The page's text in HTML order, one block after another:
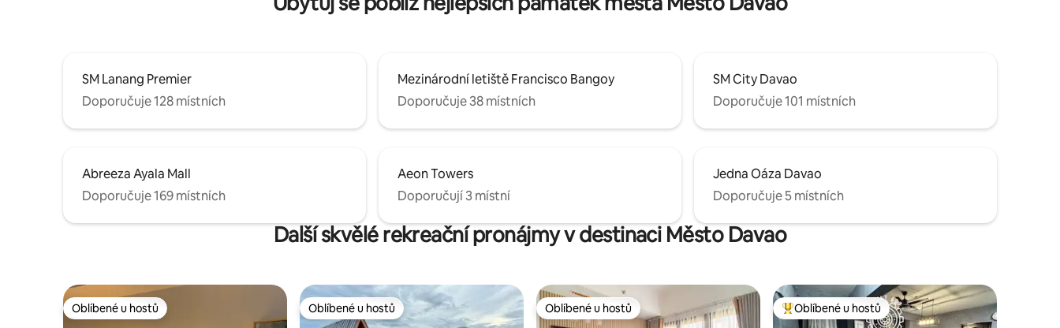
SM Lanang Premier
Doporučuje 128 místních
Mezinárodní letiště Francisco Bangoy
Doporučuje 38 místních
SM City Davao
Doporučuje 101 místních
Abreeza Ayala Mall
Doporučuje 169 místních
Aeon Towers
Doporučují 3 místní
Jedna Oáza Davao
Doporučuje 5 místních
Další skvělé rekreační pronájmy v destinaci Město Davao
Oblíbené u hostů
Oblíbené u hostů Oblíbené u hostů
Oblíbené u hostů Oblíbené u hostů
Oblíbené u hostů Nejlepší v kategorii Oblíbené u hostů
Oblíbené u hostů